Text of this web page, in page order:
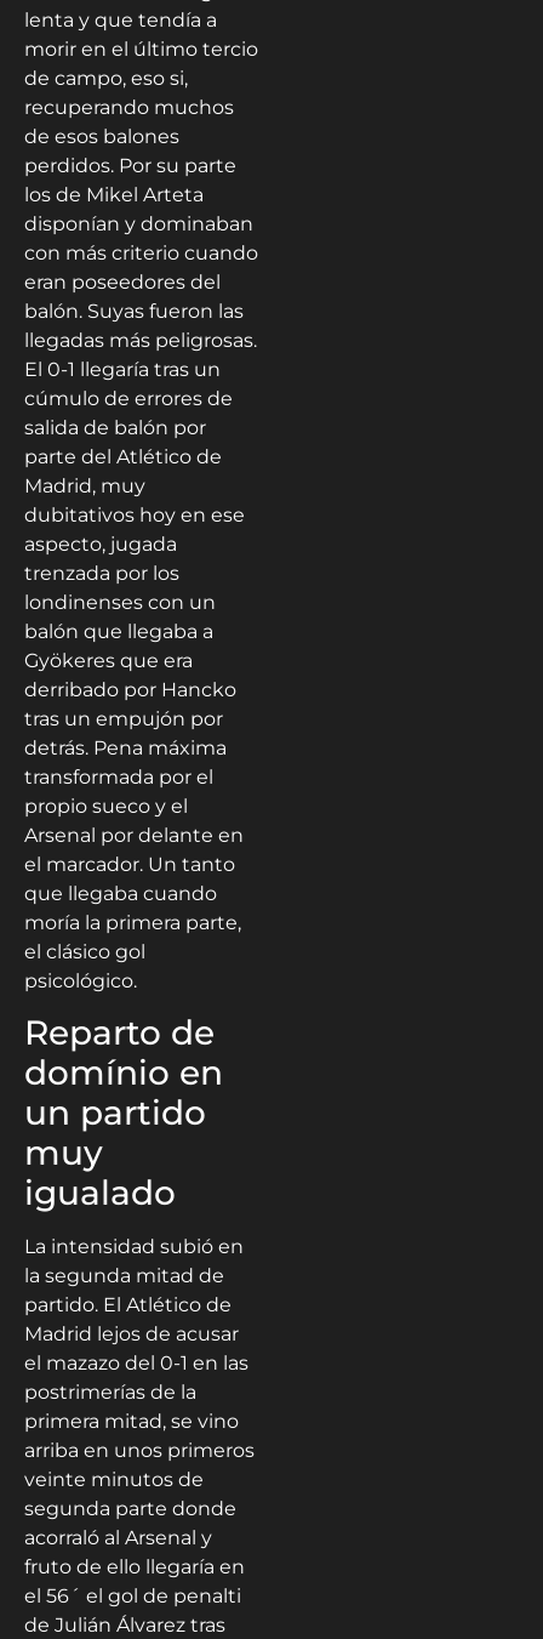
lenta y que tendía a
morir en el último tercio
de campo, eso si,
recuperando muchos
de esos balones
perdidos. Por su parte
los de Mikel Arteta
disponían y dominaban
con más criterio cuando
eran poseedores del
balón. Suyas fueron las
llegadas más peligrosas.
El 0-1 llegaría tras un
cúmulo de errores de
salida de balón por
parte del Atlético de
Madrid, muy
dubitativos hoy en ese
aspecto, jugada
trenzada por los
londinenses con un
balón que llegaba a
Gyökeres que era
derribado por Hancko
tras un empujón por
detrás. Pena máxima
transformada por el
propio sueco y el
Arsenal por delante en
el marcador. Un tanto
que llegaba cuando
moría la primera parte,
el clásico gol
psicológico.
Reparto de
domínio en
un partido
muy
igualado
La intensidad subió en
la segunda mitad de
partido. El Atlético de
Madrid lejos de acusar
el mazazo del 0-1 en las
postrimerías de la
primera mitad, se vino
arriba en unos primeros
veinte minutos de
segunda parte donde
acorraló al Arsenal y
fruto de ello llegaría en
el 56´ el gol de penalti
de Julián Álvarez tras